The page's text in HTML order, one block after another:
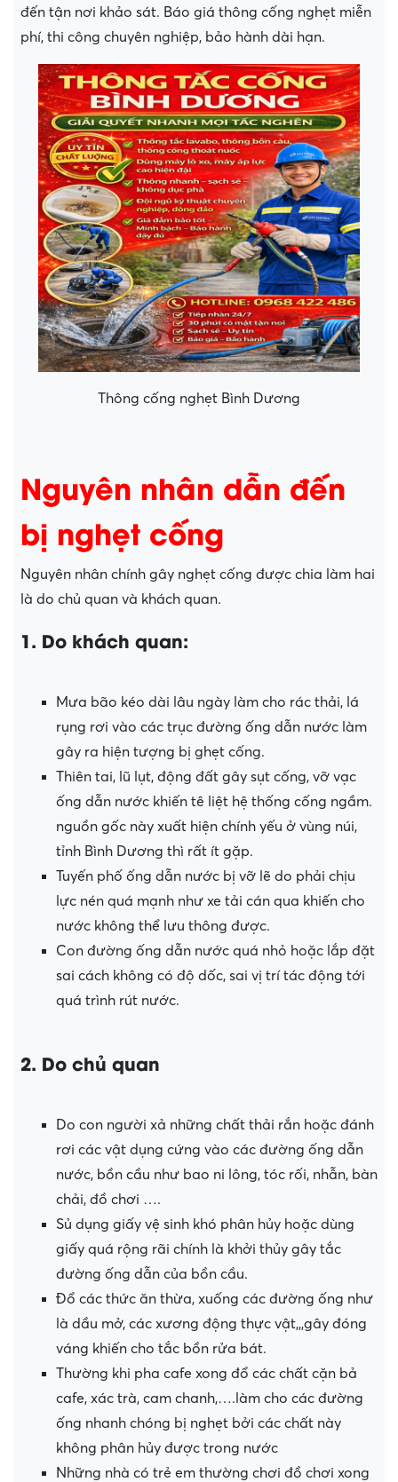
đến tận nơi khảo sát. Báo giá thông cống nghẹt miễn
phí, thi công chuyên nghiệp, bảo hành dài hạn.
Thông cống nghẹt Bình Dương
Nguyên nhân dẫn đến
bị nghẹt cống
Nguyên nhân chính gây nghẹt cống được chia làm hai
là do chủ quan và khách quan.
1. Do khách quan:
Mưa bão kéo dài lâu ngày làm cho rác thải, lá
rụng rơi vào các trục đường ống dẫn nước làm
gây ra hiện tượng bị ghẹt cống.
Thiên tai, lũ lụt, động đất gây sụt cống, vỡ vạc
ống dẫn nước khiến tê liệt hệ thống cống ngầm.
nguồn gốc này xuất hiện chính yếu ở vùng núi,
tỉnh Bình Dương thì rất ít gặp.
Tuyến phố ống dẫn nước bị vỡ lẽ do phải chịu
lực nén quá mạnh như xe tải cán qua khiến cho
nước không thể lưu thông được.
Con đường ống dẫn nước quá nhỏ hoặc lắp đặt
sai cách không có độ dốc, sai vị trí tác động tới
quá trình rút nước.
2. Do chủ quan
Do con người xả những chất thải rắn hoặc đánh
rơi các vật dụng cứng vào các đường ống dẫn
nước, bồn cầu như bao ni lông, tóc rối, nhẫn, bàn
chải, đồ chơi ….
Sủ dụng giấy vệ sinh khó phân hủy hoặc dùng
giấy quá rộng rãi chính là khởi thủy gây tắc
đường ống dẫn của bồn cầu.
Đổ các thức ăn thừa, xuống các đường ống như
là dầu mở, các xương động thực vật,,,gây đóng
váng khiến cho tắc bồn rửa bát.
Thường khi pha cafe xong đổ các chất cặn bả
cafe, xác trà, cam chanh,….làm cho các đường
ống nhanh chóng bị nghẹt bởi các chất này
không phân hủy được trong nước
Những nhà có trẻ em thường chơi đồ chơi xong